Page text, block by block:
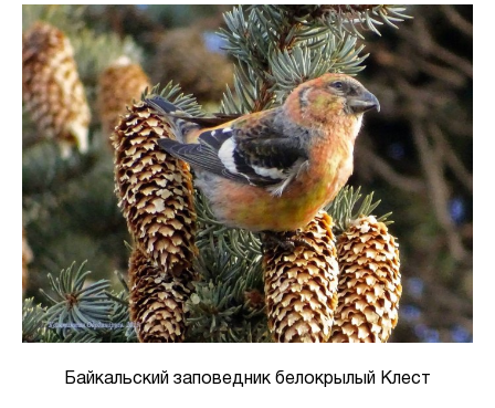
Байкальский заповедник белокрылый Клест